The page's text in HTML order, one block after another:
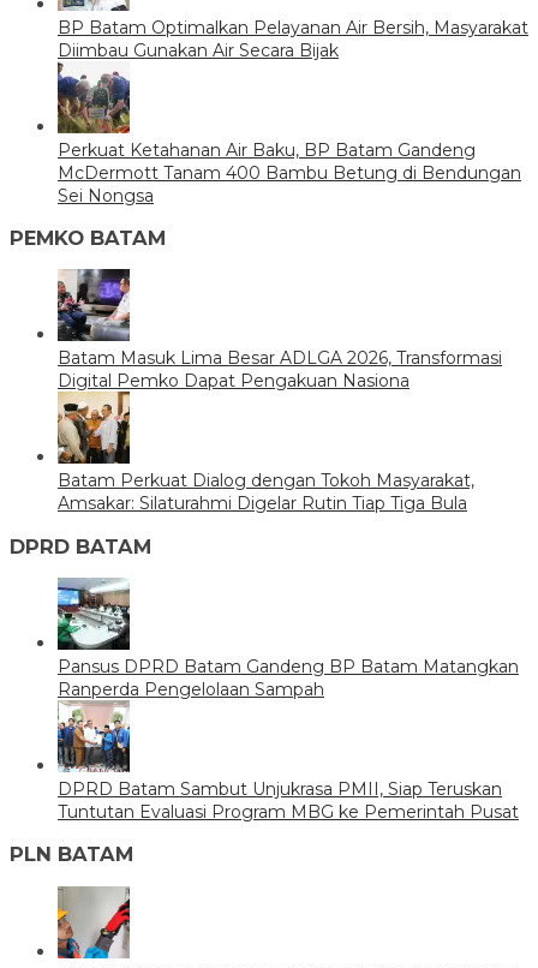
BP Batam Optimalkan Pelayanan Air Bersih, Masyarakat
Diimbau Gunakan Air Secara Bijak
Perkuat Ketahanan Air Baku, BP Batam Gandeng
McDermott Tanam 400 Bambu Betung di Bendungan
Sei Nongsa
PEMKO BATAM
Batam Masuk Lima Besar ADLGA 2026, Transformasi
Digital Pemko Dapat Pengakuan Nasiona
Batam Perkuat Dialog dengan Tokoh Masyarakat,
Amsakar: Silaturahmi Digelar Rutin Tiap Tiga Bula
DPRD BATAM
Pansus DPRD Batam Gandeng BP Batam Matangkan
Ranperda Pengelolaan Sampah
DPRD Batam Sambut Unjukrasa PMII, Siap Teruskan
Tuntutan Evaluasi Program MBG ke Pemerintah Pusat
PLN BATAM